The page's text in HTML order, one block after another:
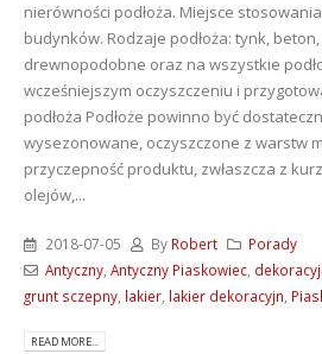
nierówności podłoża. Miejsce
budynków. Rodzaje podłoża: tynk,
drewnopodobne oraz na wszystkie
wcześniejszym oczyszczeniu i
podłoża Podłoże powinno być
wysezonowane, oczyszczone z warstw
przyczepność produktu, zwłaszcza z
olejów,...
2018-07-05 By Robert
Porady
Antyczny, Antyczny Piaskowiec,
grunt sczepny lakier lakier dekoracyjn
READ MORE...